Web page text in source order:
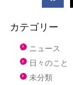
カテゴリー
ニュース
日々のこと
未分類